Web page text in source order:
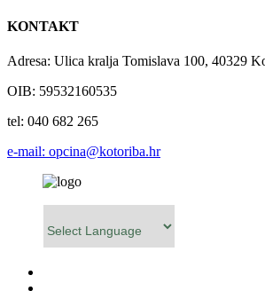
KONTAKT
Adresa: Ulica kralja Tomislava 100, 40329
OIB: 59532160535
tel: 040 682 265
e-mail: opcina@kotoriba.hr